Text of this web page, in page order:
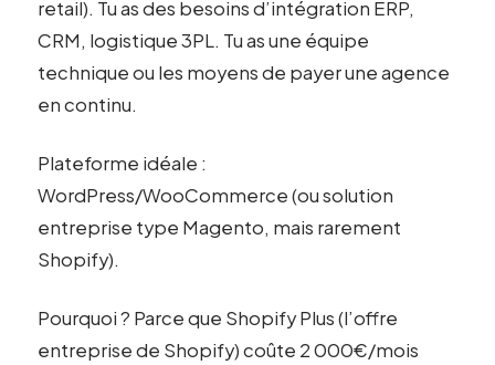
retail). Tu as des besoins d’intégration ERP,
CRM, logistique 3PL. Tu as une équipe
technique ou les moyens de payer une agence
en continu.
Plateforme idéale :
WordPress/WooCommerce (ou solution
entreprise type Magento, mais rarement
Shopify).
Pourquoi ? Parce que Shopify Plus (l’offre
entreprise de Shopify) coûte 2 000€/mois